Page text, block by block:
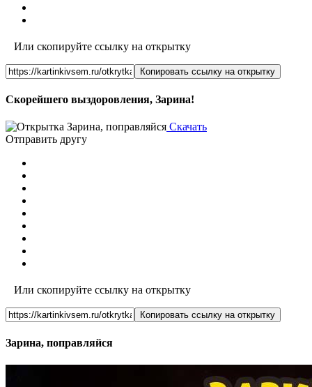
Или скопируйте ссылку на открытку
Копировать ссылку на открытку
Скорейшего выздоровления, Зарина!
Скачать
Отправить другу
Или скопируйте ссылку на открытку
Копировать ссылку на открытку
Зарина, поправляйся